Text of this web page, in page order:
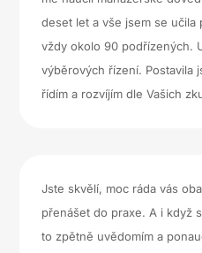
deset let a vše jsem se učila
vždy okolo 90 podřízených.
výběrových řízení. Postavila
řídím a rozvíjím dle Vašich
Jste skvělí, moc ráda vás
přenášet do praxe. A i když
to zpětně uvědomím a